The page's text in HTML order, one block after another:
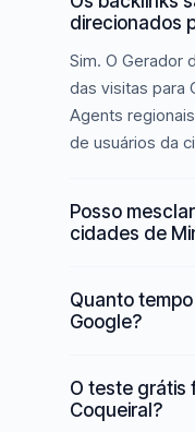
direcionados
Sim. O Gerador
das visitas para
Agents
de usuários da
Posso
cidades de
Quanto
Google?
O teste grátis
Coqueiral?